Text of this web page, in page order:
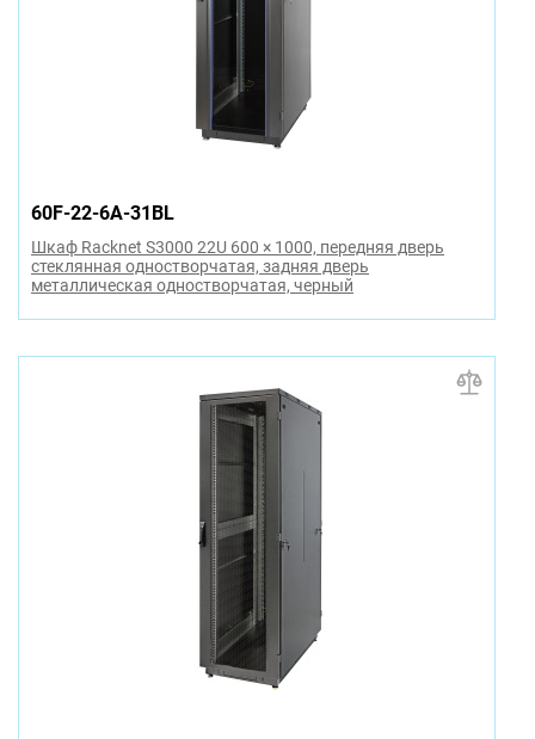
60F-22-6A-31BL
Шкаф Racknet S3000 22U 600 × 1000, передняя дверь
стеклянная одностворчатая, задняя дверь
металлическая одностворчатая, черный